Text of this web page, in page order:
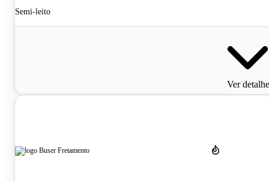
Semi-leito
Ver